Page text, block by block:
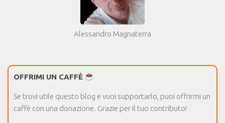
Alessandro Magnaterra
OFFRIMI UN CAFFÈ
Se trovi utile questo blog e vuoi supportarlo, puoi offrirmi un
caffè con una donazione. Grazie per il tuo contributo!